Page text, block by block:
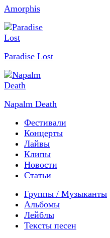
Amorphis
Paradise Lost
Napalm Death
Фестивали
Концерты
Лайвы
Клипы
Новости
Статьи
Группы / Музыканты
Альбомы
Лейблы
Тексты песен